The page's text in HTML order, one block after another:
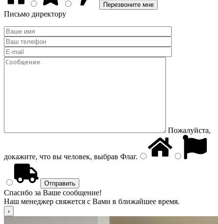
Письмо директору
Пожалуйста,
докажите, что вы человек, выбрав Флаг.
Спасибо за Ваше сообщение!
Наш менеджер свяжется с Вами в ближайшее время.